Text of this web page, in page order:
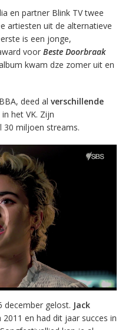
en partner Blink TV twee
artiesten uit de alternatieve
is een jonge,
voor Beste Doorbraak
kwam dze zomer uit en
deed al verschillende
het VK. Zijn
30 miljoen streams.
december gelost. Jack
en had dit jaar succes in